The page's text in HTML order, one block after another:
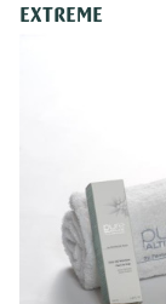
EXTREME